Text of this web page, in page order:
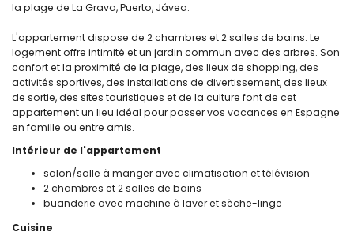
la plage de La Grava, Puerto, Jávea.
L'appartement dispose de 2 chambres et 2 salles de bains. Le
logement offre intimité et un jardin commun avec des arbres. Son
confort et la proximité de la plage, des lieux de shopping, des
activités sportives, des installations de divertissement, des lieux
de sortie, des sites touristiques et de la culture font de cet
appartement un lieu idéal pour passer vos vacances en Espagne
en famille ou entre amis.
Intérieur de l'appartement
salon/salle à manger avec climatisation et télévision
2 chambres et 2 salles de bains
buanderie avec machine à laver et sèche-linge
Cuisine